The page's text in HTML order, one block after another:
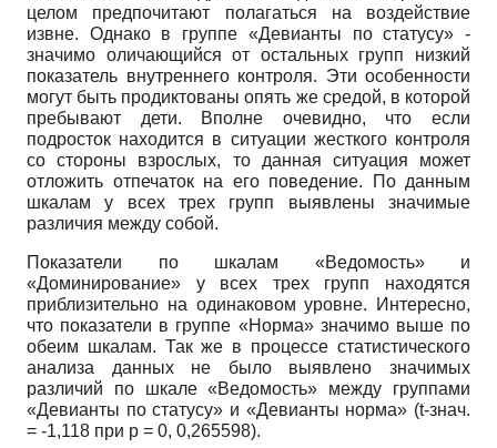
целом предпочитают полагаться на воздействие
извне. Однако в группе «Девианты по статусу» -
значимо оличающийся от остальных групп низкий
показатель внутреннего контроля. Эти особенности
могут быть продиктованы опять же средой, в которой
пребывают дети. Вполне очевидно, что если
подросток находится в ситуации жесткого контроля
со стороны взрослых, то данная ситуация может
отложить отпечаток на его поведение. По данным
шкалам у всех трех групп выявлены значимые
различия между собой.
Показатели по шкалам «Ведомость» и
«Доминирование» у всех трех групп находятся
приблизительно на одинаковом уровне. Интересно,
что показатели в группе «Норма» значимо выше по
обеим шкалам. Так же в процессе статистического
анализа данных не было выявлено значимых
различий по шкале «Ведомость» между группами
«Девианты по статусу» и «Девианты норма» (t-знач.
= -1,118 при p = 0, 0,265598).